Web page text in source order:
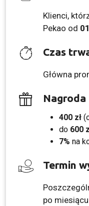
Klienci,
Pekao od
Czas
Główna
Nagroda
400 zł
do 600
7% na
Termin
po